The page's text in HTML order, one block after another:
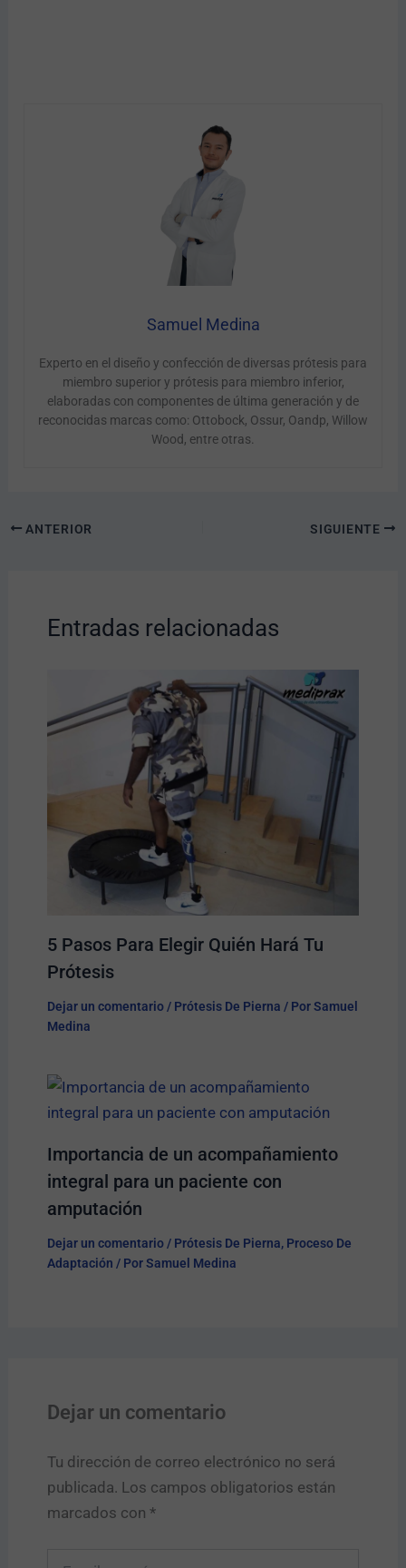
Samuel Medina
Experto en el diseño y confección de diversas prótesis para
miembro superior y prótesis para miembro inferior,
elaboradas con componentes de última generación y de
reconocidas marcas como: Ottobock, Ossur, Oandp, Willow
Wood, entre otras.
ANTERIOR SIGUIENTE
Entradas relacionadas
5 Pasos Para Elegir Quién Hará Tu
Prótesis​
Dejar un comentario / Prótesis De Pierna / PorSamuel
Medina
Importancia de un acompañamiento
integral para un paciente con
amputación
Dejar un comentario / Prótesis De Pierna, Proceso De
Adaptación / PorSamuel Medina
Dejar un comentario
Tu dirección de correo electrónico no será
publicada. Los campos obligatorios están
marcados con *